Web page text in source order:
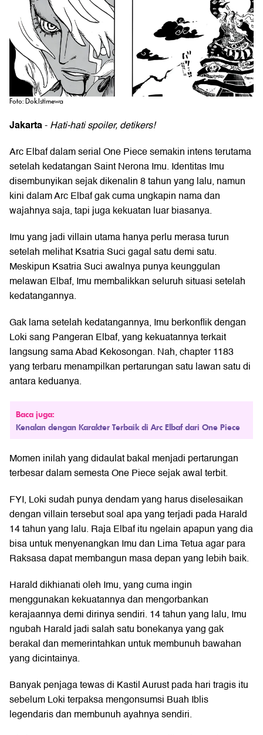
Foto: Dok.Istimewa
Jakarta-Hati-hati spoiler, detikers!
Arc Elbaf dalam serialOne Piecesemakin intens terutama
setelah kedatangan Saint Nerona Imu. Identitas Imu
disembunyikan sejak dikenalin 8 tahun yang lalu, namun
kini dalam Arc Elbaf gak cuma ungkapin nama dan
wajahnya saja, tapi juga kekuatan luar biasanya.
Imu yang jadi villain utama hanya perlu merasa turun
setelah melihat Ksatria Suci gagal satu demi satu.
Meskipun Ksatria Suci awalnya punya keunggulan
melawan Elbaf, Imu membalikkan seluruh situasi setelah
kedatangannya.
Gak lama setelah kedatangannya, Imu berkonflik dengan
Loki sang Pangeran Elbaf, yang kekuatannya terkait
langsung sama Abad Kekosongan. Nah, chapter 1183
yang terbaru menampilkan pertarungan satu lawan satu di
antara keduanya.
Baca juga:
Kenalan dengan Karakter Terbaik di Arc Elbaf dari One Piece
Momen inilah yang didaulat bakal menjadi pertarungan
terbesar dalam semesta One Piece sejak awal terbit.
FYI, Loki sudah punya dendam yang harus diselesaikan
dengan villain tersebut soal apa yang terjadi pada Harald
14 tahun yang lalu. Raja Elbaf itu ngelain apapun yang dia
bisa untuk menyenangkan Imu dan Lima Tetua agar para
Raksasa dapat membangun masa depan yang lebih baik.
Harald dikhianati oleh Imu, yang cuma ingin
menggunakan kekuatannya dan mengorbankan
kerajaannya demi dirinya sendiri. 14 tahun yang lalu, Imu
ngubah Harald jadi salah satu bonekanya yang gak
berakal dan memerintahkan untuk membunuh bawahan
yang dicintainya.
Banyak penjaga tewas di Kastil Aurust pada hari tragis itu
sebelum Loki terpaksa mengonsumsi Buah Iblis
legendaris dan membunuh ayahnya sendiri.